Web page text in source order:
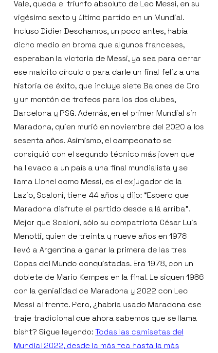
Vale, queda el triunfo absoluto de Leo Messi, en su
vigésimo sexto y último partido en un Mundial.
Incluso Didier Deschamps, un poco antes, había
dicho medio en broma que algunos franceses,
esperaban la victoria de Messi, ya sea para cerrar
ese maldito círculo o para darle un final feliz a una
historia de éxito, que incluye siete Balones de Oro
y un montón de trofeos para los dos clubes,
Barcelona y PSG. Además, en el primer Mundial sin
Maradona, quien murió en noviembre del 2020 a los
sesenta años. Asimismo, el campeonato se
consiguió con el segundo técnico más joven que
ha llevado a un país a una final mundialista y se
llama Lionel como Messi, es el exjugador de la
Lazio, Scaloni, tiene 44 años y dijo: “Espero que
Maradona disfrute el partido desde allá arriba”.
Mejor que Scaloni, sólo su compatriota César Luis
Menotti, quien de treinta y nueve años en 1978
llevó a Argentina a ganar la primera de las tres
Copas del Mundo conquistadas. Era 1978, con un
doblete de Mario Kempes en la final. Le siguen 1986
con la genialidad de Maradona y 2022 con Leo
Messi al frente. Pero, ¿habría usado Maradona ese
traje tradicional que ahora sabemos que se llama
bisht? Sigue leyendo: Todas las camisetas del
Mundial 2022, desde la más fea hasta la más